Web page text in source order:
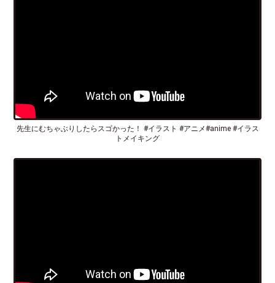
先生にむちゃぶりしたらスゴかった！ #イラスト #アニメ#anime #イラス
トメイキング